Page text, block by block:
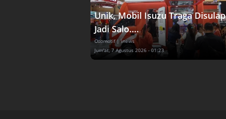
Unik, Mobil Isuzu Traga Disulap
Jadi Salo....
Otomotif | inews
Jum'at, 7 Agustus 2026 - 01:23